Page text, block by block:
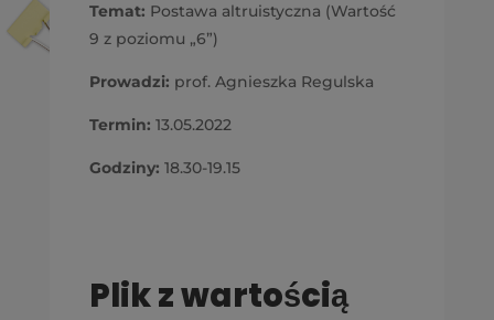
Temat: Postawa altruistyczna (Wartość
9 z poziomu „6”)
Prowadzi: prof. Agnieszka Regulska
Termin: 13.05.2022
Godziny: 18.30-19.15
Plik z wartością